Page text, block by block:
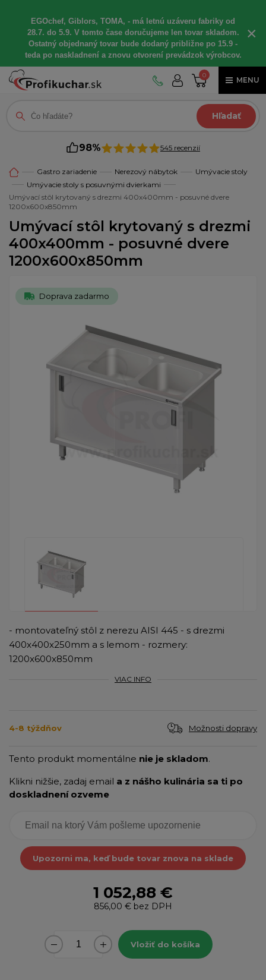
EGOchef, Giblors, TOMA, - má letnú uzáveru fabriky od
28.7. do 5.9. V tomto čase doručujeme len tovar skladom.
Ostatný objednaný tovar bude dodaný približne po 15.9 -
teda po naskladnení a znovu otvorení prevádzok výrobcov.
×
0
MENU
Hľadať
98% 545 recenzií
Gastro zariadenie Nerezový nábytok
Umývacie stoly
Umývacie stoly s posuvnými dvierkami
Umývací stôl krytovaný s drezmi 400x400mm - posuvné dvere
1200x600x850mm
Umývací stôl krytovaný s drezmi
400x400mm - posuvné dvere
1200x600x850mm
Doprava zadarmo
- montovateľný stôl z nerezu AISI 445 - s drezmi
400x400x250mm a s lemom - rozmery:
1200x600x850mm
VIAC INFO
4-8 týždňov Možnosti dopravy
Tento produkt momentálne nie je skladom.
Klikni nižšie, zadaj email a z nášho kulinária sa ti po
doskladnení ozveme
Upozorni ma, keď bude tovar znova na sklade
1 052,88 €
856,00 € bez DPH
Vložiť do košíka